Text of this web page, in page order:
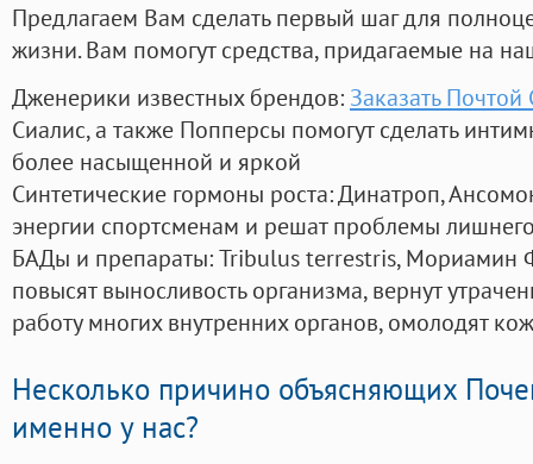
Предлагаем Вам сделать первый шаг для
жизни. Вам помогут средства, придагаемые на
Дженерики известных брендов: Заказать
Сиалис, а также Попперсы помогут сделать
более насыщенной и яркой
Синтетические гормоны роста: Динатроп,
энергии спортсменам и решат проблемы
БАДы и препараты:Tribulus terrestris, Мориамин
повысят выносливость организма, вернут
работу многих внутренних органов, омолодят
Несколько причино объясняющих
именно у нас?